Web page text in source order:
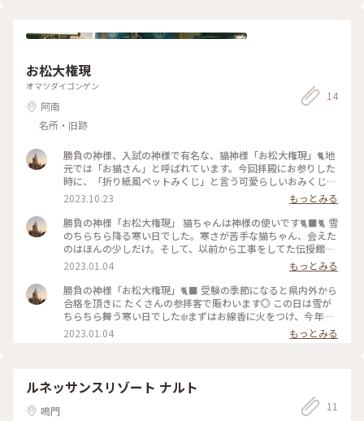
れた友達に感謝の日でした😊 #ありがとう #和田の屋 #ぜん
お松大権現
オマツダイゴンゲン
阿南
名所・旧跡
14
勝負の神様、入試の神様で有名な、猫神様「お松大権現」🐈地
元では「お猫さん」と呼ばれています。今回拝殿にお参りした
時に、「折り紙風ペットみくじ」と言う可愛らしいおみくじを
見つけちゃいました🐕結果は大吉、そして白い犬と縁あり🐕
お〜当たってる👀🤍昨日はたまたま猫の日、素敵ユーザーさん
の投稿で知りました。それだけで、嬉しい私です🎵境内には猫
ちゃんの姿がちらほら🐈‍⬛猫の置物も可愛らしかったです🎵
2023.10.22 #お松大権現 #お猫さん #折り紙風ペットみく
2023.10.23
もっとみる
勝負の神様「お松大権現」 猫ちゃんは神様の使いです🐈‍⬛🐈 雪
のちらちら降る寒い日でした。寒さが苦手な猫ちゃん、会えた
のはほんの少しだけ。そして、以前から工事をしてた伝授館が
完成していました。お松大権現の歴史が飾られた部屋とお菓子
などのグッズが並べられ、必要なら社務所に声をかけてくださ
いと書かれていました🐈‍⬛🐈 境内の中は猫だらけで猫好きには
たまらない神社です😊 #お松大権現 #猫神様 #Myことりっ
ぷ #神社 #わたしの街
2023.01.04
もっとみる
勝負の神様「お松大権現」🐈‍⬛ 受験の季節になると県内外から
合格を頂きに たくさんの参拝客で賑わいます💮 この日は雪が
ちらちら舞う寒い日でした❄️まずはお線香に火をつけ、今年の
お礼を言ってきました🙏✨猫神様があちこちに🐈‍⬛ #お松大権
現 #猫神様 #神社 #わたしの街
2023.01.04 もっとみる
ルネッサンスリゾート ナルト
鳴門
11